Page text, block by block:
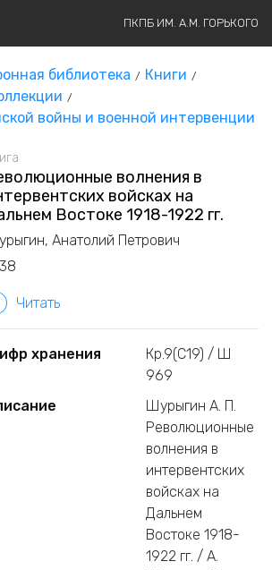
ПКПБ ИМ. А.М. ГОРЬКОГО
библиотека
Книги
войны и военной интервенции
волнения в
войсках на
Востоке 1918-1922 гг.
Анатолий Петрович
Читать
хранения
Кр.9(С19) / Ш
969
Шурыгин А. П.
Революционные
волнения в
интервентских
войсках на
Дальнем
Востоке 1918-
1922 гг. / А.